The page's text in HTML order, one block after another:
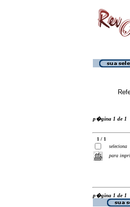
p�gina 1 de 1
1 / 1
seleciona
para
p�gina 1 de 1